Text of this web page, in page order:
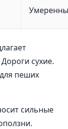
сухие.
пеших
сильные